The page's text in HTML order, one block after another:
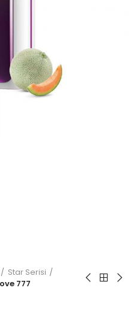
Star Serisi
777